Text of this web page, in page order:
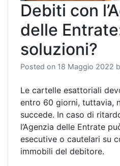
Debiti con
delle
soluzioni?
Posted on 18 Maggio 2022
Le cartelle esattoriali
entro 60 giorni, tuttavia,
succede. In caso di
l’Agenzia delle Entrate
esecutive o cautelari su
immobili del debitore.